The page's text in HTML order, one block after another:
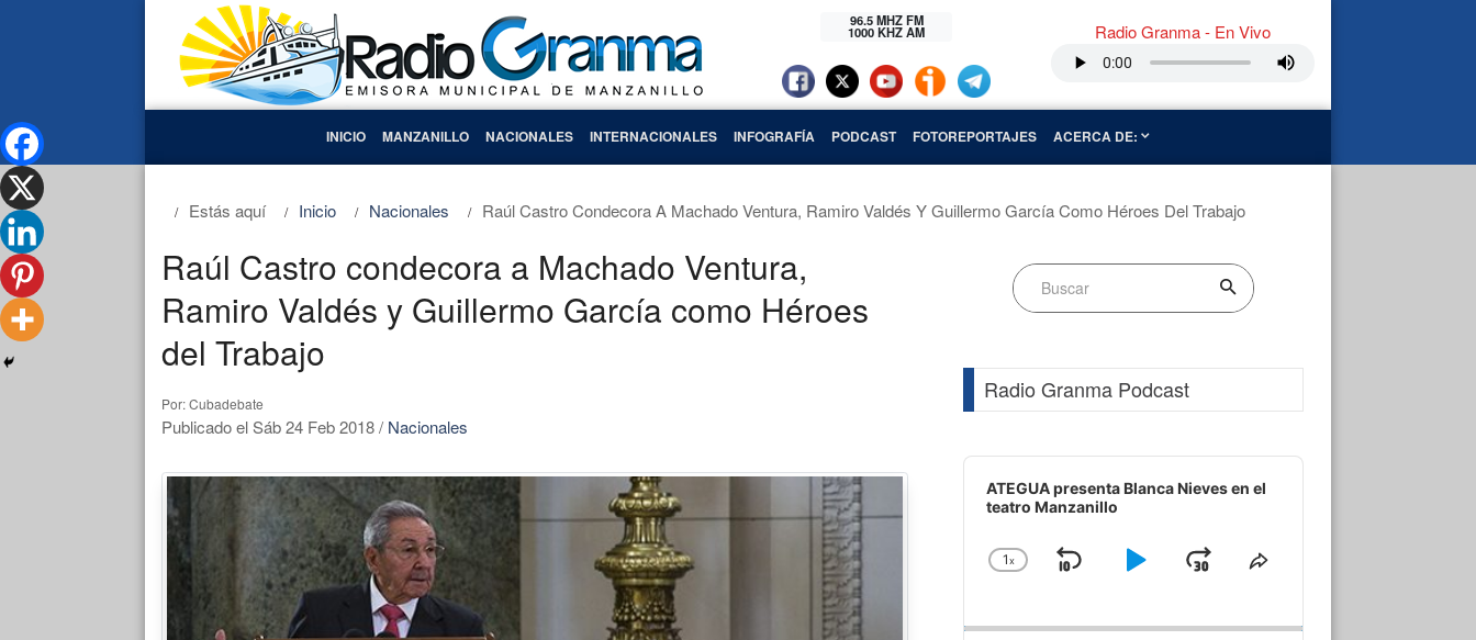
96.5 MHZ FM
1000 KHZ AM Radio Granma - En Vivo
INICIO MANZANILLO NACIONALES INTERNACIONALES INFOGRAFÍA PODCAST FOTOREPORTAJES ACERCA DE:
Estás aquí Inicio Nacionales Raúl Castro Condecora A Machado Ventura, Ramiro Valdés Y Guillermo García Como Héroes Del Trabajo
Raúl Castro condecora a Machado Ventura,
Ramiro Valdés y Guillermo García como Héroes
del Trabajo
Por: Cubadebate
Publicado el Sáb 24 Feb 2018/ Nacionales
Radio Granma Podcast
Audio
Player
ATEGUA presenta Blanca Nieves en el
teatro Manzanillo
Change
1x
SkipPlayJumpShare